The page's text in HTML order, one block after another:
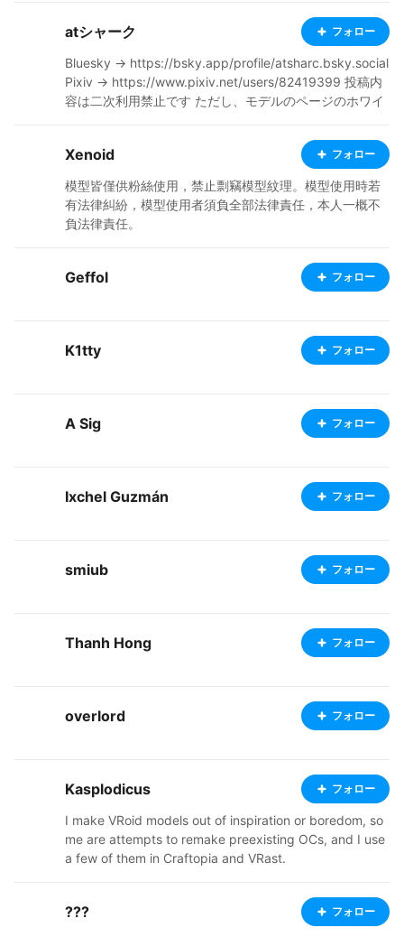
------------ Pixiv: https://www.pixiv.net/en/users/6588
2243 Ko-fi: https://ko-fi.com/esm0nd Youtube: https://
tch.io/
atシャーク フォロー
Bluesky → https://bsky.app/profile/atsharc.bsky.social
Pixiv → https://www.pixiv.net/users/82419399 投稿内
容は二次利用禁止です ただし、モデルのページのホワイ
内での利用は許可します X → https://x.com/atSharc Xは
情報収集用なので基本的に投稿はしていません また、X
のアカウントはこれだけです
Xenoid フォロー
模型皆僅供粉絲使用，禁止剽竊模型紋理。模型使用時若
有法律糾紛，模型使用者須負全部法律責任，本人一概不
負法律責任。
Geffol フォロー
K1tty フォロー
A Sig フォロー
Ixchel Guzmán フォロー
smiub フォロー
Thanh Hong フォロー
overlord フォロー
Kasplodicus フォロー
I make VRoid models out of inspiration or boredom, so
me are attempts to remake preexisting OCs, and I use
a few of them in Craftopia and VRast.
??? フォロー